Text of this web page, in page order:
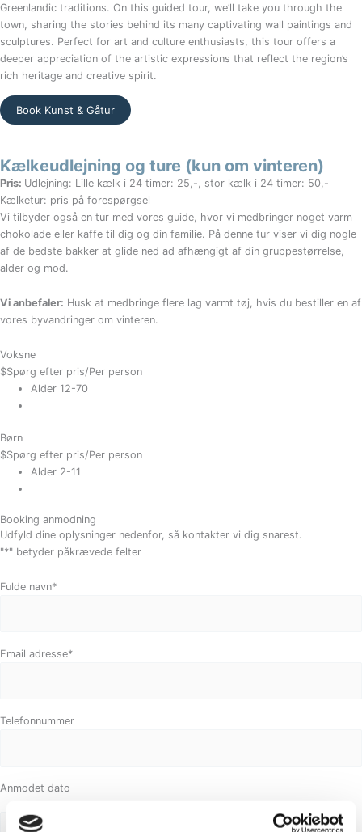
Greenlandic traditions. On this guided tour, we’ll take you through the
town, sharing the stories behind its many captivating wall paintings and
sculptures. Perfect for art and culture enthusiasts, this tour offers a
deeper appreciation of the artistic expressions that reflect the region’s
rich heritage and creative spirit.
Book Kunst & Gåtur
Kælkeudlejning og ture (kun om vinteren)
Pris: Udlejning: Lille kælk i 24 timer: 25,-, stor kælk i 24 timer: 50,-
Kælketur: pris på forespørgsel
Vi tilbyder også en tur med vores guide, hvor vi medbringer noget varm
chokolade eller kaffe til dig og din familie. På denne tur viser vi dig nogle
af de bedste bakker at glide ned ad afhængigt af din gruppestørrelse,
alder og mod.
Vi anbefaler: Husk at medbringe flere lag varmt tøj, hvis du bestiller en af
vores byvandringer om vinteren.
Voksne
$Spørg efter pris/Per person
Alder 12-70
Børn
$Spørg efter pris/Per person
Alder 2-11
Booking anmodning
Udfyld dine oplysninger nedenfor, så kontakter vi dig snarest.
"*" betyder påkrævede felter
Fulde navn*
Email adresse*
Telefonnummer
Anmodet dato
Måned
Dag
År